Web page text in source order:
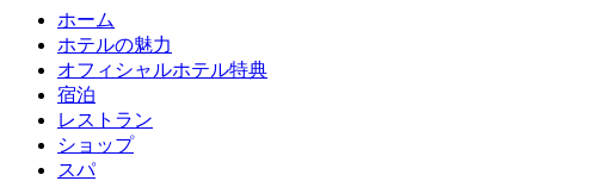
ホーム
ホテルの魅力
オフィシャルホテル特典
宿泊
レストラン
ショップ
スパ